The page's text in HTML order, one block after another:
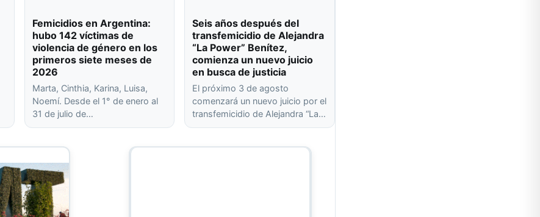
Femicidios en Argentina:
hubo 142 víctimas de
violencia de género en los
primeros siete meses de
2026
Marta, Cinthia, Karina, Luisa,
Noemí. Desde el 1° de enero al
31 de julio de…
Seis años después del
transfemicidio de Alejandra
“La Power” Benítez,
comienza un nuevo juicio
en busca de justicia
El próximo 3 de agosto
comenzará un nuevo juicio por el
transfemicidio de Alejandra “La…